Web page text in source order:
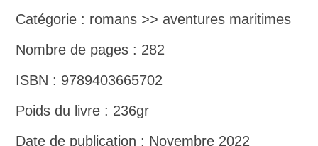
Catégorie : romans >> aventures maritimes
Nombre de pages : 282
ISBN : 9789403665702
Poids du livre : 236gr
Date de publication : Novembre 2022